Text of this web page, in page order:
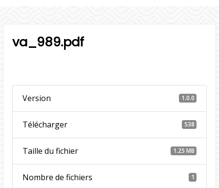
va_989.pdf
Version 1.0.0
Télécharger 538
Taille du fichier 1.25 MB
Nombre de fichiers 1